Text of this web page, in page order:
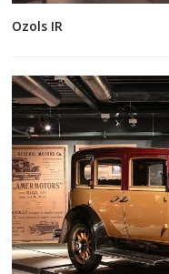
Ozols IR